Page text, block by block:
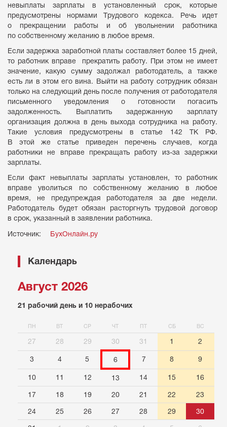
невыплаты зарплаты в установленный срок, которые
предусмотрены нормами Трудового кодекса. Речь идет
о прекращении работы и об увольнении работника
по собственному желанию в любое время.
Если задержка заработной платы составляет более 15 дней,
то работник вправе прекратить работу. При этом не имеет
значение, какую сумму задолжал работодатель, а также
есть ли в этом его вина. Выйти на работу сотрудник обязан
только на следующий день после получения от работодателя
письменного уведомления о готовности погасить
задолженность. Выплатить задержанную зарплату
организация должна в день выхода сотрудника на работу.
Такие условия предусмотрены в статье 142 ТК РФ.
В этой же статье приведен перечень случаев, когда
работники не вправе прекращать работу из-за задержки
зарплаты.
Если факт невыплаты зарплаты установлен, то работник
вправе уволиться по собственному желанию в любое
время, не предупреждая работодателя за две недели.
Работодатель будет обязан расторгнуть трудовой договор
в срок, указанный в заявлении работника.
Источник:
БухОнлайн.ру
Календарь
Август 2026
21 рабочий день и 10 нерабочих
ПН ВТ СР ЧТ ПТ СБ ВС
27 28 29 30 31 1 2
3 4 5 6 7 8 9
10 11 12 13 14 15 16
17 18 19 20 21 22 23
24 25 26 27 28 29 30